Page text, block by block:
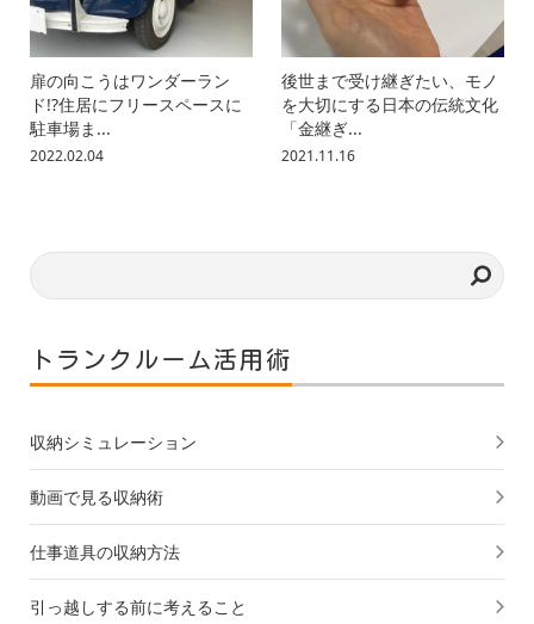
扉の向こうはワンダーラン
ド!?住居にフリースペースに
駐車場ま...
2022.02.04
後世まで受け継ぎたい、モノ
を大切にする日本の伝統文化
「金継ぎ...
2021.11.16
トランクルーム活用術
収納シミュレーション
動画で見る収納術
仕事道具の収納方法
引っ越しする前に考えること